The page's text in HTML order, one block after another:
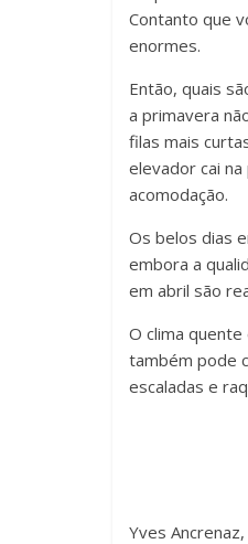
Contanto que
enormes.
Então, quais
a primavera
filas mais
elevador cai
acomodação.
Os belos dias
embora a
em abril são
O clima
também pode
escaladas e
Yves